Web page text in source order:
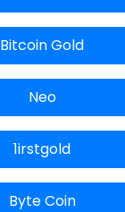
Bitcoin Gold
Neo
1irstgold
Byte Coin